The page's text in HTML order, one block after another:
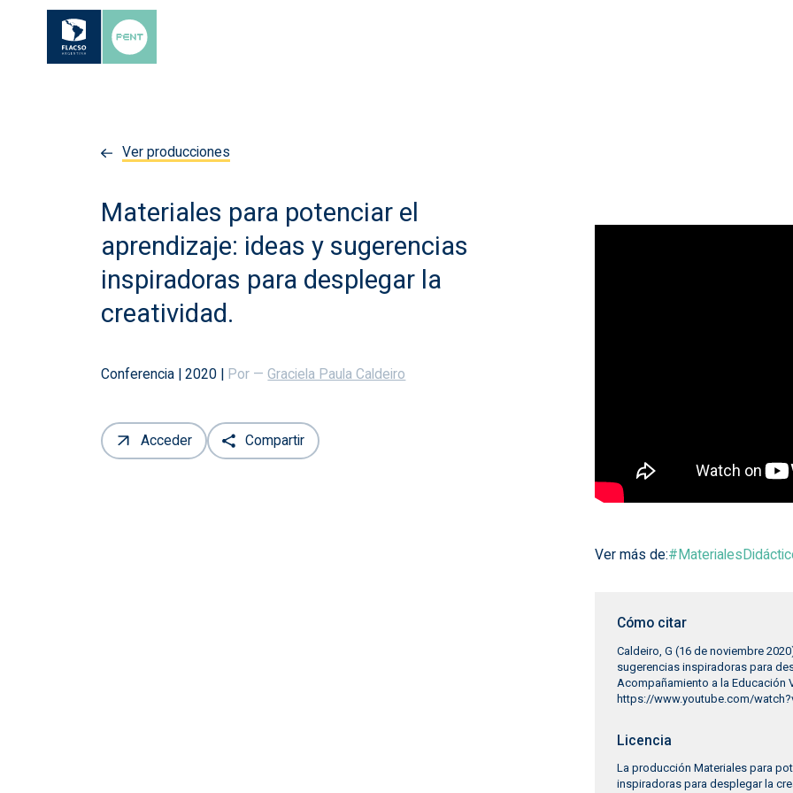
Ver producciones
Materiales para potenciar el
aprendizaje: ideas y sugerencias
inspiradoras para desplegar la
creatividad.
Conferencia |2020 | Por — Graciela Paula Caldeiro
Acceder Compartir
Ver más de:
Cómo citar
Caldeiro, G (16 de noviembre
sugerencias inspiradoras para
Acompañamiento a la Educación
https://www.youtube.com/
Licencia
La producción Materiales para
inspiradoras para desplegar la